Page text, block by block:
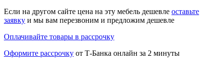
Если на другом сайте цена на эту мебель дешевле оставьте
заявку и мы вам перезвоним и предложим дешевле
Оплачивайте товары в рассрочку
Оформите рассрочку от Т-Банка онлайн за 2 минуты